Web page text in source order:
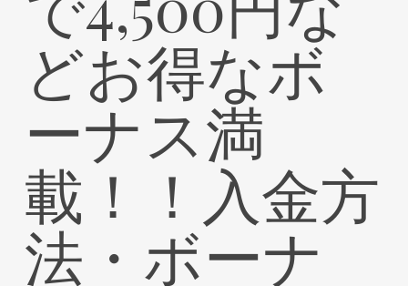
どお得なボ
ーナス満
載！！入金方
法・ボーナ